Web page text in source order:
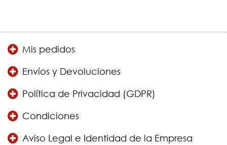
Mis pedidos
Envíos y Devoluciones
Política de Privacidad (GDPR)
Condiciones
Aviso Legal e Identidad de la Empresa